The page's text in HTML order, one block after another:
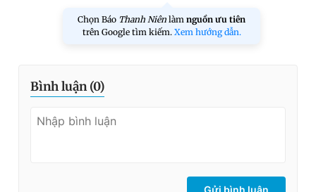
Chọn Báo Thanh Niên làm nguồn ưu tiên
trên Google tìm kiếm. Xem hướng dẫn.
Bình luận (0)